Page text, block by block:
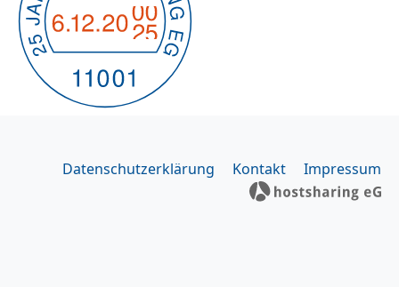
Datenschutzerklärung Kontakt Impressum